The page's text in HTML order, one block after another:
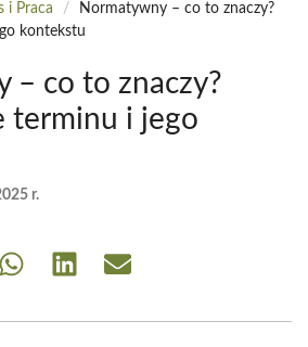
i Praca /
Normatywny – co to znaczy?
kontekstu
– co to znaczy?
terminu i jego
r.
Share Share Share